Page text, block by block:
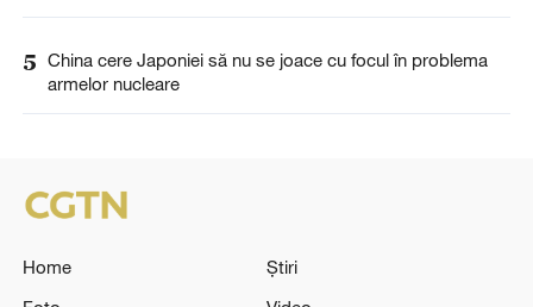
5 China cere Japoniei să nu se joace cu focul în problema
armelor nucleare
Home
Știri